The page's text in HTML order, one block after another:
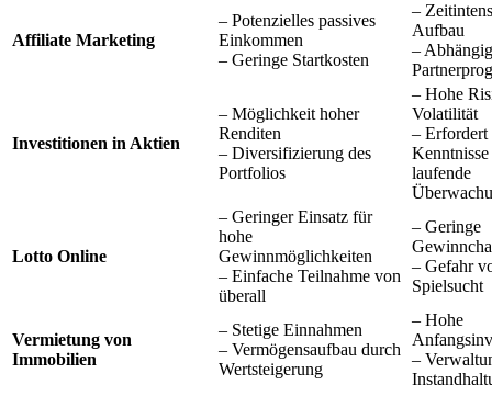
Affiliate Marketing
– Potenzielles passives
Einkommen
– Geringe Startkosten
–
Aufbau
–
Investitionen in Aktien
– Möglichkeit hoher
Renditen
– Diversifizierung des
Portfolios
– Hohe
Volatilität
– Erfordert
laufende
Lotto Online
– Geringer Einsatz für
hohe
Gewinnmöglichkeiten
– Einfache Teilnahme von
überall
– Geringe
– Gefahr
Spielsucht
Vermietung von
Immobilien
– Stetige Einnahmen
– Vermögensaufbau durch
Wertsteigerung
– Hohe
–